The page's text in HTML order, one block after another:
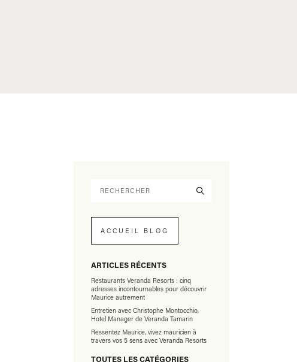
ACCUEIL BLOG
ARTICLES RÉCENTS
Restaurants Veranda Resorts : cinq
adresses incontournables pour découvrir
Maurice autrement
Entretien avec Christophe Montocchio,
Hotel Manager de Veranda Tamarin
Ressentez Maurice, vivez mauricien à
travers vos 5 sens avec Veranda Resorts
TOUTES LES CATÉGORIES